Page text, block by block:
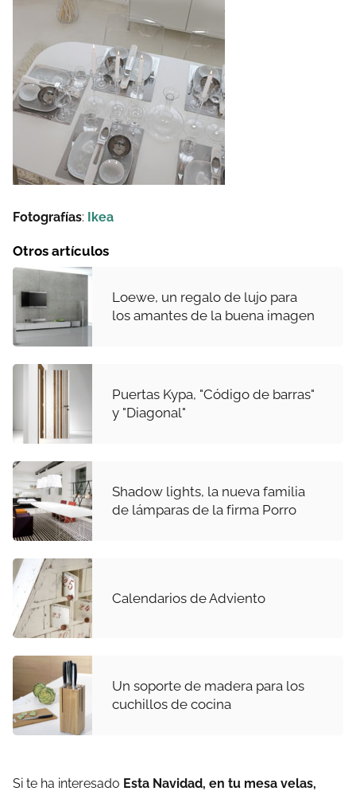
Fotografías: Ikea
Otros artículos
Loewe, un regalo de lujo para
los amantes de la buena imagen
Puertas Kypa, "Código de barras"
y "Diagonal"
Shadow lights, la nueva familia
de lámparas de la firma Porro
Calendarios de Adviento
Un soporte de madera para los
cuchillos de cocina
Si te ha interesado Esta Navidad, en tu mesa velas,